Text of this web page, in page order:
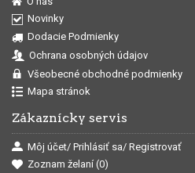
Novinky
Dodacie Podmienky
Ochrana osobných údajov
Všeobecné obchodné podmienky
Mapa stránok
Zákaznícky servis
Môj účet/ Prihlásiť sa/ Registrovať
Zoznam želaní (0)